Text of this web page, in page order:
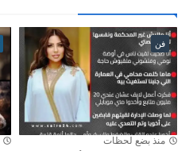
فن
منذ بضع لحظات